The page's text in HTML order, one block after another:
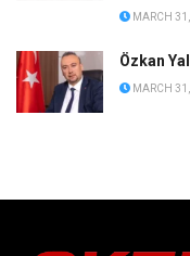
MARCH
Özkan
MARCH